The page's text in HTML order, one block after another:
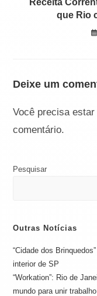
Receita
que Rio
Deixe um
Você precisa
comentário.
Pesquisar
Outras Notícias
“Cidade dos
interior de SP
“Workation”: Rio de
mundo para unir